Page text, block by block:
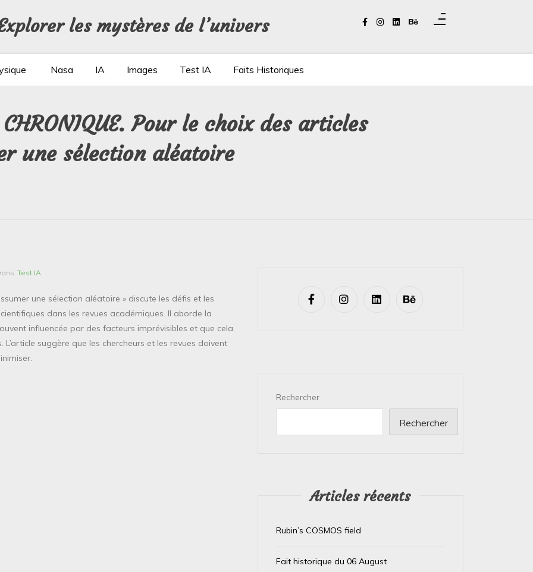
les mystères de l’univers
Nasa IA Images Test IA Faits Historiques
Pour le choix des articles
une sélection aléatoire
Test IA
une sélection aléatoire » discute les défis et les
dans les revues académiques. Il aborde la
influencée par des facteurs imprévisibles et que cela
suggère que les chercheurs et les revues doivent
Rechercher
Rechercher
Articles récents
Rubin’s COSMOS field
Fait historique du 06 August